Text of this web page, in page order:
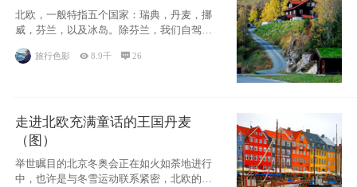
北欧，一般特指五个国家：瑞典，丹麦，挪
威，芬兰，以及冰岛。除芬兰，我们自驾游
旅行色影 8.9千 26
走进北欧充满童话的王国丹麦
（图）
举世瞩目的北京冬奥会正在如火如荼地进行
中，也许是与冬雪运动联系紧密，北欧的一